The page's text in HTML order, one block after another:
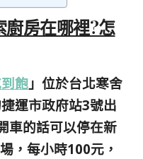
廚房在哪裡?怎
飽」位於台北寒舍
運市政府站3號出
車的話可以停在新
，每小時100元，